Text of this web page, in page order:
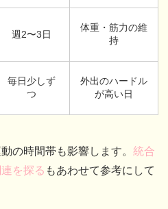
週2〜3日
体重・筋力の維
持
毎日少しず
つ
外出のハードル
が高い日
の時間帯も影響します。統合
を探る もあわせて参考にして